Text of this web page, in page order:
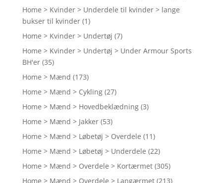
Home > Kvinder > Underdele til kvinder > lange
bukser til kvinder (1)
Home > Kvinder > Undertøj (7)
Home > Kvinder > Undertøj > Under Armour Sports
BH'er (35)
Home > Mænd (173)
Home > Mænd > Cykling (27)
Home > Mænd > Hovedbeklædning (3)
Home > Mænd > Jakker (53)
Home > Mænd > Løbetøj > Overdele (11)
Home > Mænd > Løbetøj > Underdele (22)
Home > Mænd > Overdele > Kortærmet (305)
Home > Mænd > Overdele > Langærmet (213)